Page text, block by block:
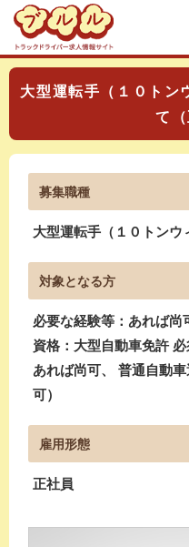
大型運転手（１０ト
て（
募集職種
大型運転手（１０トン
対象となる方
必要な経験等：あれば尚
資格：大型自動車免許
あれば尚可、 普通自動
可）
雇用形態
正社員